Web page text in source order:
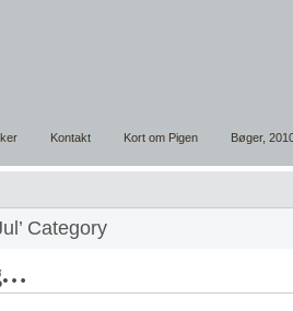
Kontakt Kort om Pigen Bøger,
Category